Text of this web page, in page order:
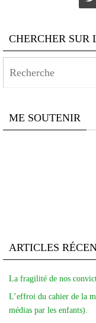
CHERCHER SUR
ME SOUTENIR
ARTICLES
La fragilité de nos
L’effroi du cahier de la
médias par les enfants).